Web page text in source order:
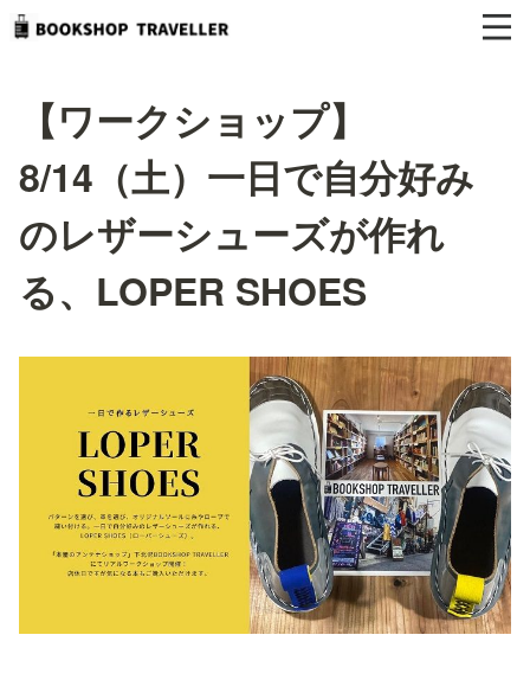
【ワークショップ】
8/14（土）一日で自分好み
のレザーシューズが作れ
る、LOPER SHOES